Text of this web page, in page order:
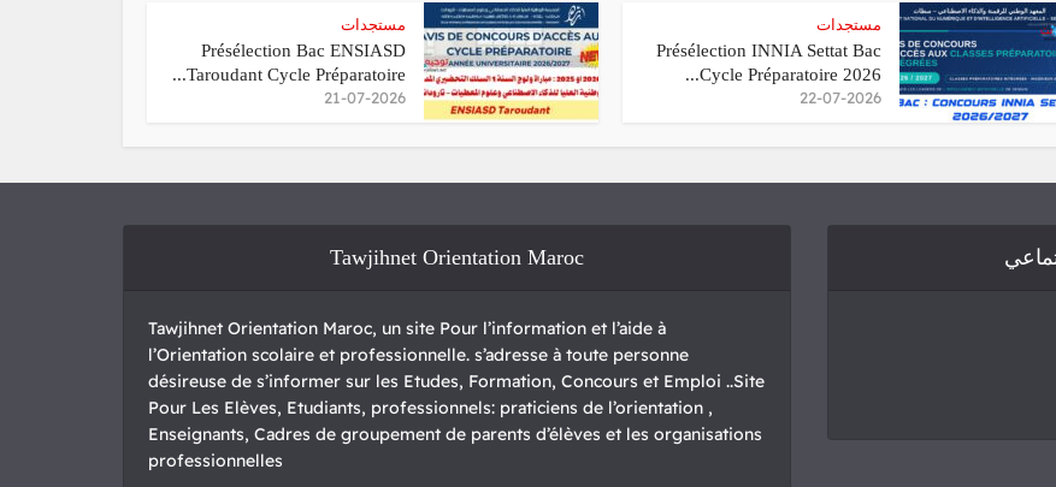
مستجدات
Présélection INNIA Settat Bac
Cycle Préparatoire 2026...
22-07-2026
مستجدات
Présélection Bac ENSIASD
Taroudant Cycle Préparatoire...
21-07-2026
Tawjihnet Orientation Maroc
Tawjihnet Orientation Maroc, un site Pour l’information et l’aide à
l’Orientation scolaire et professionnelle. s’adresse à toute personne
désireuse de s’informer sur les Etudes, Formation, Concours et Emploi ..Site
Pour Les Elèves, Etudiants, professionnels: praticiens de l’orientation ,
Enseignants, Cadres de groupement de parents d’élèves et les organisations
professionnelles